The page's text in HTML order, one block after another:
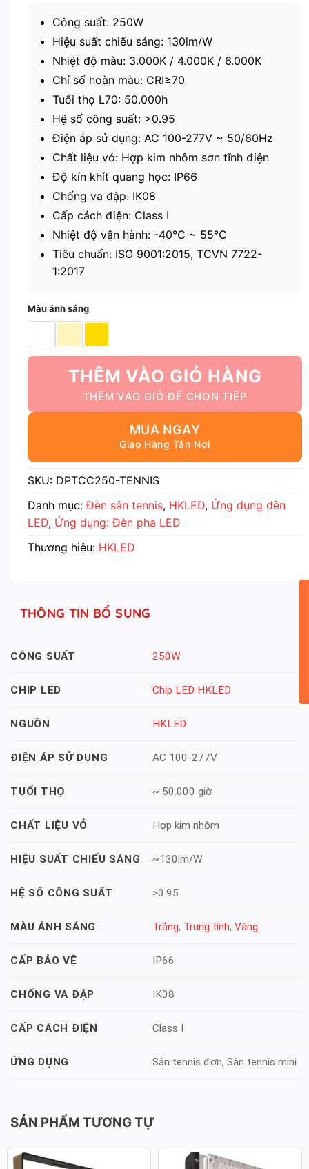
Công suất: 250W
Hiệu suất chiếu sáng: 130lm/W
Nhiệt độ màu: 3.000K / 4.000K / 6.000K
Chỉ số hoàn màu: CRI≥70
Tuổi thọ L70: 50.000h
Hệ số công suất: >0.95
Điện áp sử dụng: AC 100-277V ~ 50/60Hz
Chất liệu vỏ: Hợp kim nhôm sơn tĩnh điện
Độ kín khít quang học: IP66
Chống va đập: IK08
Cấp cách điện: Class I
Nhiệt độ vận hành: -40℃ ~ 55℃
Tiêu chuẩn: ISO 9001:2015, TCVN 7722-
1:2017
Màu ánh sáng
THÊM VÀO GIỎ HÀNG
MUA NGAY
SKU: DPTCC250-TENNIS
Danh mục:Đèn sân tennis, HKLED, Ứng dụng đèn
LED, Ứng dụng: Đèn pha LED
Thương hiệu: HKLED
THÔNG TIN BỔ SUNG
CÔNG SUẤT 250W
CHIP LED Chip LED HKLED
NGUỒN HKLED
ĐIỆN ÁP SỬ DỤNG AC 100-277V
TUỔI THỌ ~ 50.000 giờ
CHẤT LIỆU VỎ Hợp kim nhôm
HIỆU SUẤT CHIẾU SÁNG ~130lm/W
HỆ SỐ CÔNG SUẤT >0.95
MÀU ÁNH SÁNG Trắng, Trung tính, Vàng
CẤP BẢO VỆ IP66
CHỐNG VA ĐẬP IK08
CẤP CÁCH ĐIỆN Class I
ỨNG DỤNG Sân tennis đơn, Sân tennis mini
SẢN PHẨM TƯƠNG TỰ